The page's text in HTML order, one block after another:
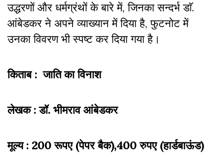
उद्धरणों और धर्मग्रंथों के बारे में, जिनका सन्दर्भ डाॅ.
आंबेडकर ने अपने व्याख्यान में दिया है, फुटनोट में
उनका विवरण भी स्पष्ट कर दिया गया है।
किताब : जाति का विनाश
लेखक : डॉ. भीमराव आंबेडकर
मूल्य : 200 रूपए (पेपर बैक),400 रुपए (हार्डबाऊंड)